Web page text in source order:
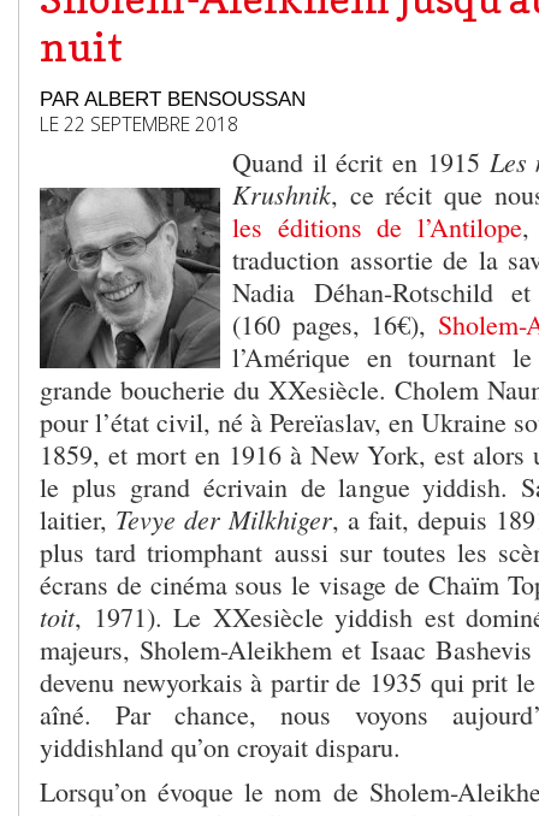
nuit
PAR ALBERT BENSOUSSAN
LE 22 SEPTEMBRE 2018
Quand il écrit en 1915 Les
Krushnik, ce récit que
les éditions de l’Antilope,
traduction assortie de la
Nadia Déhan-Rotschild
(160 pages, 16€), Sholem-
l’Amérique en tournant
grande boucherie du XXesiècle. Cholem
pour l’état civil, né à Pereïaslav, en Ukraine
1859, et mort en 1916 à New York, est alors
le plus grand écrivain de langue yiddish.
laitier, Tevye der Milkhiger, a fait, depuis
plus tard triomphant aussi sur toutes les
écrans de cinéma sous le visage de Chaïm
toit, 1971). Le XXesiècle yiddish est
majeurs, Sholem-Aleikhem et Isaac
devenu newyorkais à partir de 1935 qui prit
aîné. Par chance, nous voyons
yiddishland qu’on croyait disparu.
Lorsqu’on évoque le nom de Sholem-